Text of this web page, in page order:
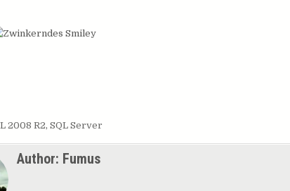
2008 R2, SQL Server
Author: Fumus